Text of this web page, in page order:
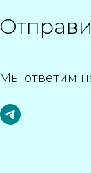
Мы ответим